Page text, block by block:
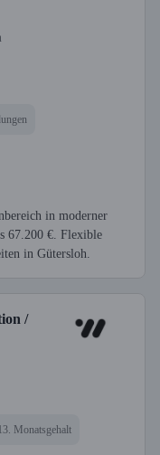
in moderner
67.200 €. Flexible
in Gütersloh.
/
Monatsgehalt